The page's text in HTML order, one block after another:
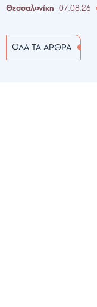
Θεσσαλονίκη 07.08.26
ΟΛΑ ΤΑ ΑΡΘΡΑ